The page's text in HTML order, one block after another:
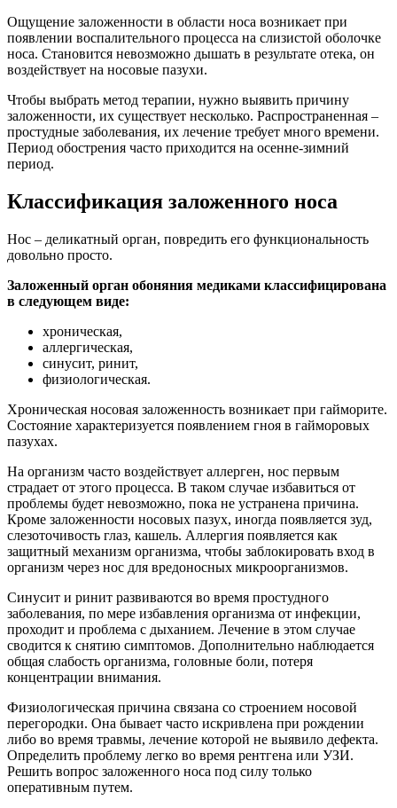
Ощущение заложенности в области носа возникает при
появлении воспалительного процесса на слизистой оболочке
носа. Становится невозможно дышать в результате отека, он
воздействует на носовые пазухи.
Чтобы выбрать метод терапии, нужно выявить причину
заложенности, их существует несколько. Распространенная –
простудные заболевания, их лечение требует много времени.
Период обострения часто приходится на осенне-зимний
период.
Классификация заложенного носа
Нос – деликатный орган, повредить его функциональность
довольно просто.
Заложенный орган обоняния медиками классифицирована
в следующем виде:
хроническая,
аллергическая,
синусит, ринит,
физиологическая.
Хроническая носовая заложенность возникает при гайморите.
Состояние характеризуется появлением гноя в гайморовых
пазухах.
На организм часто воздействует аллерген, нос первым
страдает от этого процесса. В таком случае избавиться от
проблемы будет невозможно, пока не устранена причина.
Кроме заложенности носовых пазух, иногда появляется зуд,
слезоточивость глаз, кашель. Аллергия появляется как
защитный механизм организма, чтобы заблокировать вход в
организм через нос для вредоносных микроорганизмов.
Синусит и ринит развиваются во время простудного
заболевания, по мере избавления организма от инфекции,
проходит и проблема с дыханием. Лечение в этом случае
сводится к снятию симптомов. Дополнительно наблюдается
общая слабость организма, головные боли, потеря
концентрации внимания.
Физиологическая причина связана со строением носовой
перегородки. Она бывает часто искривлена при рождении
либо во время травмы, лечение которой не выявило дефекта.
Определить проблему легко во время рентгена или УЗИ.
Решить вопрос заложенного носа под силу только
оперативным путем.